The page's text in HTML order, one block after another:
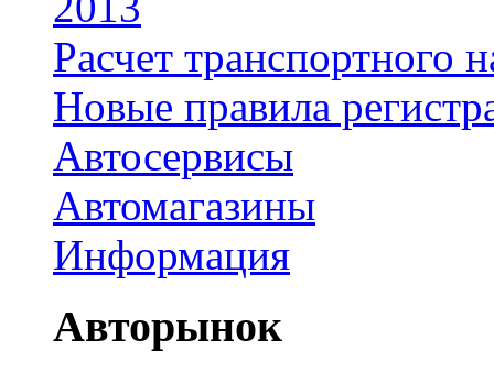
Расчет транспортного
Новые правила
Автосервисы
Автомагазины
Информация
Авторынок